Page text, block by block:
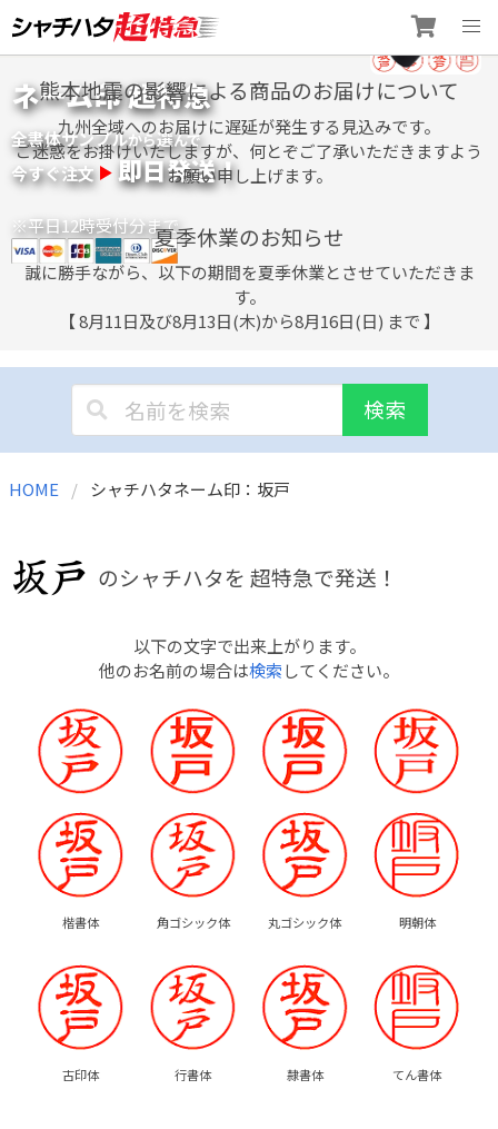
to
content
ネーム印 超特急
全書体サンプルから選んで
今すぐ注文 即日発送！
※平日12時受付分まで
熊本地震の影響による商品のお届けについて
九州全域へのお届けに遅延が発生する見込みです。
ご迷惑をお掛けいたしますが、何とぞご了承いただきますよう
お願い申し上げます。
夏季休業のお知らせ
誠に勝手ながら、以下の期間を夏季休業とさせていただきま
す。
【 8月11日及び8月13日(木)から8月16日(日) まで 】
検索
HOME シャチハタネーム印：坂戸
のシャチハタを 超特急で発送！
以下の文字で出来上がります。
他のお名前の場合は検索してください。
楷書体 角ゴシック体 丸ゴシック体 明朝体
古印体 行書体 隷書体 てん書体